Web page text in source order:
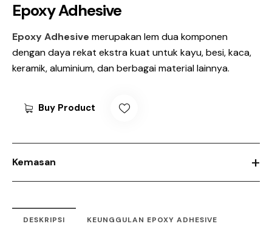
Epoxy Adhesive
Epoxy Adhesive merupakan lem dua komponen
dengan daya rekat ekstra kuat untuk kayu, besi, kaca,
keramik, aluminium, dan berbagai material lainnya.
Buy Product
Kemasan +
DESKRIPSI KEUNGGULAN EPOXY ADHESIVE